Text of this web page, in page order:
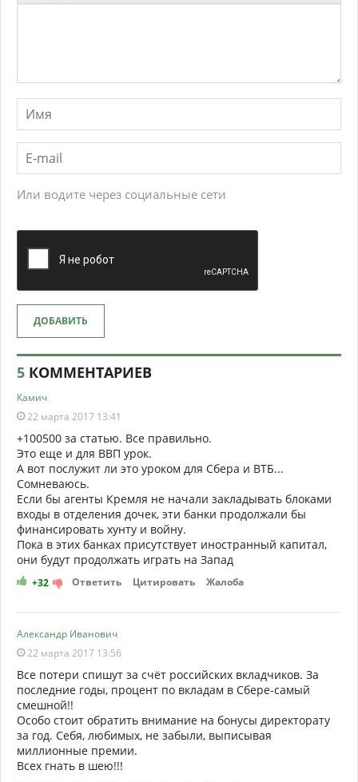
Или водите через социальные сети
ДОБАВИТЬ
5 КОММЕНТАРИЕВ
Камич
22 марта 2017 13:41
+100500 за статью. Все правильно.
Это еще и для ВВП урок.
А вот послужит ли это уроком для Сбера и ВТБ...
Сомневаюсь.
Если бы агенты Кремля не начали закладывать блоками
входы в отделения дочек, эти банки продолжали бы
финансировать хунту и войну.
Пока в этих банках присутствует иностранный капитал,
они будут продолжать играть на Запад
+32 Ответить Цитировать Жалоба
Александр Иванович
22 марта 2017 13:56
Все потери спишут за счёт российских вкладчиков. За
последние годы, процент по вкладам в Сбере-самый
смешной!!
Особо стоит обратить внимание на бонусы директорату
за год. Себя, любимых, не забыли, выписывая
миллионные премии.
Всех гнать в шею!!!